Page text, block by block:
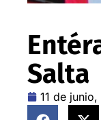
Salta
11 de